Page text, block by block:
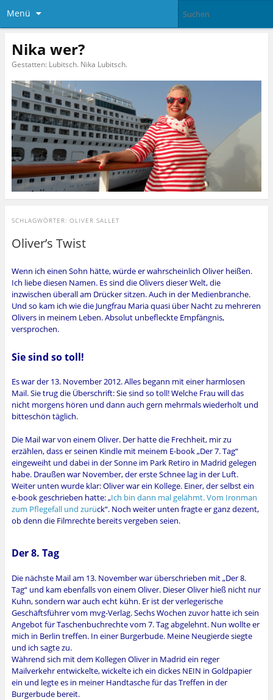
Menü
Nika wer?
Gestatten: Lubitsch. Nika Lubitsch.
SCHLAGWÖRTER: OLIVER SALLET
Oliver’s Twist
Wenn ich einen Sohn hätte, würde er wahrscheinlich Oliver heißen.
Ich liebe diesen Namen. Es sind die Olivers dieser Welt, die
inzwischen überall am Drücker sitzen. Auch in der Medienbranche.
Und so kam ich wie die Jungfrau Maria quasi über Nacht zu mehreren
Olivers in meinem Leben. Absolut unbefleckte Empfängnis,
versprochen.
Sie sind so toll!
Es war der 13. November 2012. Alles begann mit einer harmlosen
Mail. Sie trug die Überschrift: Sie sind so toll!Welche Frau will das
nicht morgens hören und dann auch gern mehrmals wiederholt und
bitteschön täglich.
Die Mail war von einem Oliver. Der hatte die Frechheit, mir zu
erzählen, dass er seinen Kindle mit meinem E-book „Der 7. Tag“
eingeweiht und dabei in der Sonne im Park Retiro in Madrid gelegen
habe. Draußen war November, der erste Schnee lag in der Luft.
Weiter unten wurde klar: Oliver war ein Kollege. Einer, der selbst ein
e-book geschrieben hatte: „Ich bin dann mal gelähmt. Vom Ironman
zum Pflegefall und zurück“. Noch weiter unten fragte er ganz dezent,
ob denn die Filmrechte bereits vergeben seien.
Der 8. Tag
Die nächste Mail am 13. November war überschrieben mit „Der 8.
Tag“ und kam ebenfalls von einem Oliver. Dieser Oliver hieß nicht nur
Kuhn, sondern war auch echt kühn. Er ist der verlegerische
Geschäftsführer vom mvg-Verlag. Sechs Wochen zuvor hatte ich sein
Angebot für Taschenbuchrechte vom 7. Tag abgelehnt. Nun wollte er
mich in Berlin treffen. In einer Burgerbude. Meine Neugierde siegte
und ich sagte zu.
Während sich mit dem Kollegen Oliver in Madrid ein reger
Mailverkehr entwickelte, wickelte ich ein dickes NEIN in Goldpapier
ein und legte es in meiner Handtasche für das Treffen in der
Burgerbude bereit.